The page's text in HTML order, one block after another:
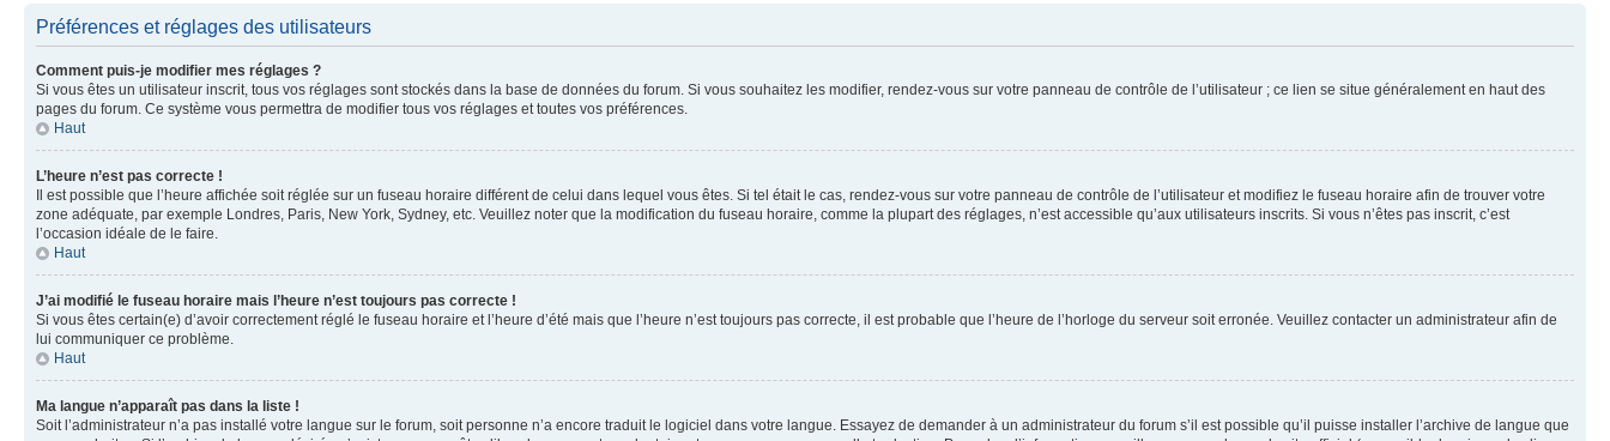
Préférences et réglages des utilisateurs
Comment puis-je modifier mes réglages ?
Si vous êtes un utilisateur inscrit, tous vos réglages sont stockés dans la base de données du forum. Si vous souhaitez les modifier, rendez-vous sur votre panneau de contrôle de l’utilisateur ; ce lien se situe généralement en haut des
pages du forum. Ce système vous permettra de modifier tous vos réglages et toutes vos préférences.
Haut
L’heure n’est pas correcte !
Il est possible que l’heure affichée soit réglée sur un fuseau horaire différent de celui dans lequel vous êtes. Si tel était le cas, rendez-vous sur votre panneau de contrôle de l’utilisateur et modifiez le fuseau horaire afin de trouver votre
zone adéquate, par exemple Londres, Paris, New York, Sydney, etc. Veuillez noter que la modification du fuseau horaire, comme la plupart des réglages, n’est accessible qu’aux utilisateurs inscrits. Si vous n’êtes pas inscrit, c’est
l’occasion idéale de le faire.
Haut
J’ai modifié le fuseau horaire mais l’heure n’est toujours pas correcte !
Si vous êtes certain(e) d’avoir correctement réglé le fuseau horaire et l’heure d’été mais que l’heure n’est toujours pas correcte, il est probable que l’heure de l’horloge du serveur soit erronée. Veuillez contacter un administrateur afin de
lui communiquer ce problème.
Haut
Ma langue n’apparaît pas dans la liste !
Soit l’administrateur n’a pas installé votre langue sur le forum, soit personne n’a encore traduit le logiciel dans votre langue. Essayez de demander à un administrateur du forum s’il est possible qu’il puisse installer l’archive de langue que